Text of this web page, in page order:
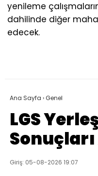
yenileme
dahilinde diğer
edecek.
Ana Sayfa ›Genel
LGS
Giriş: 05-08-2026 19:07